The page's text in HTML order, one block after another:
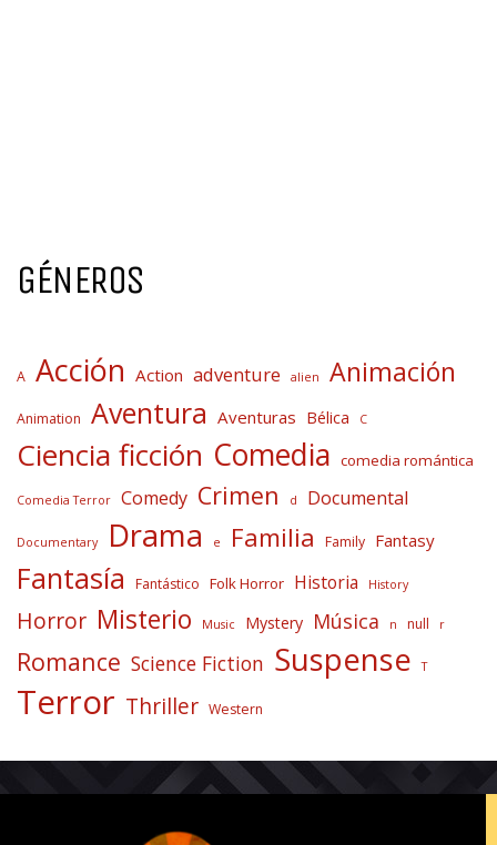
GÉNEROS
A Acción Action adventure alien Animación
Animation Aventura Aventuras Bélica C
Ciencia ficción Comedia comedia romántica
Comedia Terror Comedy Crimen d Documental
Documentary Drama e Familia Family Fantasy
Fantasía Fantástico Folk Horror Historia History
Horror Misterio Music Mystery Música n null r
Romance Science Fiction Suspense T
Terror Thriller Western